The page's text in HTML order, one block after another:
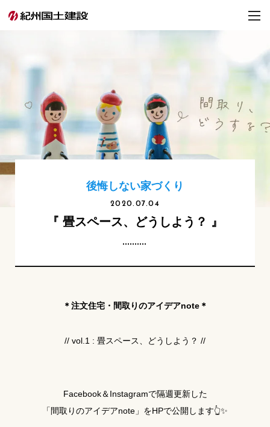
後悔しない家づくり
2020.07.04
『 畳スペース、どうしよう？ 』
＊注文住宅・間取りのアイデアnote＊
// vol.1 : 畳スペース、どうしよう？ //
Facebook＆Instagramで隔週更新した
「間取りのアイデアnote」をHPで公開します👆✨